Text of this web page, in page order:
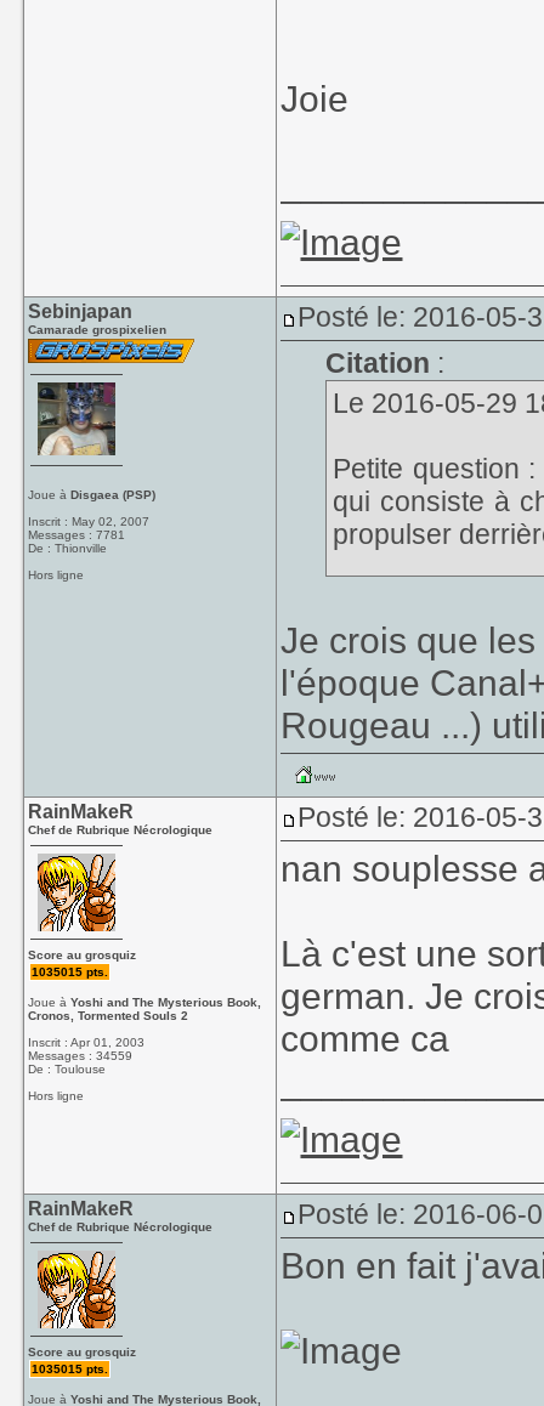
Joie
Sebinjapan
Camarade grospixelien
Joue àDisgaea (PSP)
Inscrit : May 02, 2007
Messages : 7781
De : Thionville
Hors ligne
Posté le: 2016-05-
Citation :
Le 2016-05-29
Petite question
qui consiste à
propulser
besoin.
Je crois que
l'époque
Rougeau ...)
RainMakeR
Chef de Rubrique Nécrologique
Score au grosquiz
1035015 pts.
Joue àYoshi and The Mysterious Book,
Cronos, Tormented Souls 2
Inscrit : Apr 01, 2003
Messages : 34559
De : Toulouse
Hors ligne
Posté le: 2016-05-
nan souplesse
Là c'est une
german. Je
comme ca
RainMakeR
Chef de Rubrique Nécrologique
Score au grosquiz
1035015 pts.
Joue àYoshi and The Mysterious Book,
Posté le: 2016-06-
Bon en fait